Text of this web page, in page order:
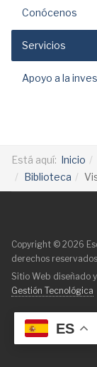
ES
Conócenos
Servicios
Apoyo a la
Está aquí: Inicio
Biblioteca
Copyright © 2026
derechos
Sitio Web diseñado
Gestión Tecnológica